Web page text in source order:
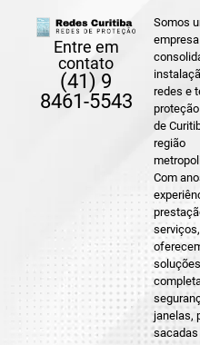
Entre em
contato
(41) 9
8461-5543
Somos
redes e
de
região
Com
serviços,
soluções
janelas,
sacadas